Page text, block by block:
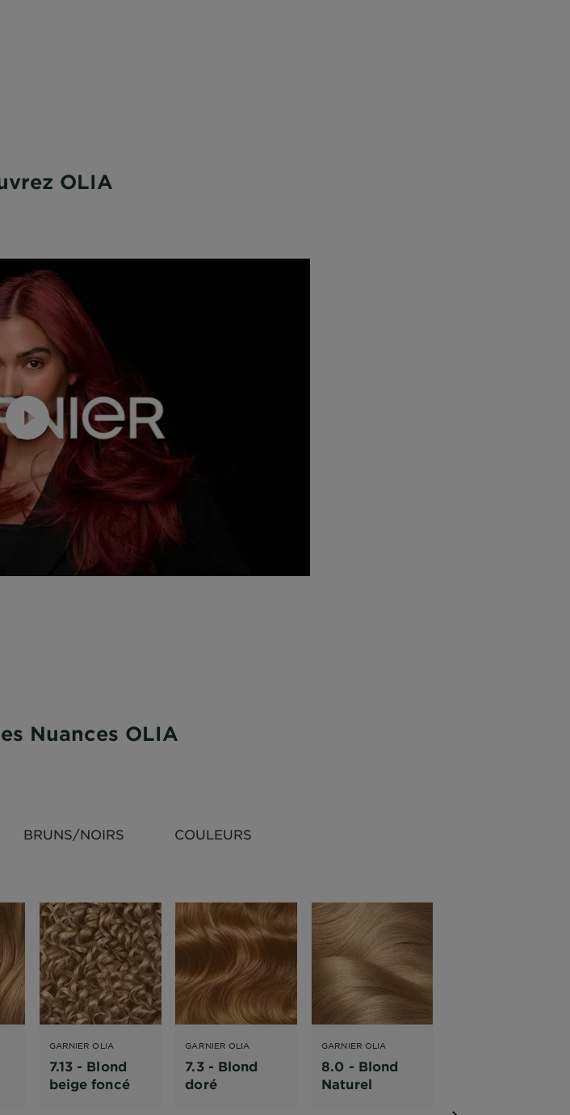
OLIA
Nuances OLIA
BRUNS/NOIRS COULEURS
GARNIER OLIA
7.13 - Blond
beige foncé
GARNIER OLIA
7.3 - Blond
doré
GARNIER OLIA
8.0 - Blond
Naturel